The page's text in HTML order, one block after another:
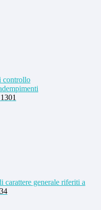
controllo
1301
carattere generale riferiti a
34